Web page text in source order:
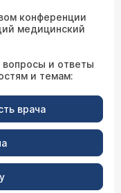
конференции
медицинский
и ответы
и темам:
врача